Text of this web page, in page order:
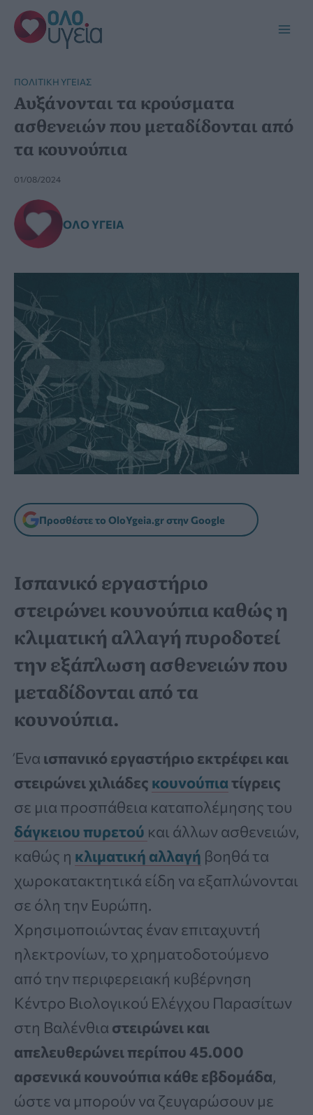
Μετάβαση
στο
περιεχόμενο
ΠΟΛΙΤΙΚΉ ΥΓΕΊΑΣ
Αυξάνονται τα κρούσματα
ασθενειών που μεταδίδονται από
τα κουνούπια
01/08/2024
ΌΛΟ ΥΓΕΊΑ
Προσθέστε το OloYgeia.gr στην Google
Ισπανικό εργαστήριο
στειρώνει κουνούπια καθώς η
κλιματική αλλαγή πυροδοτεί
την εξάπλωση ασθενειών που
μεταδίδονται από τα
κουνούπια.
Ένα ισπανικό εργαστήριο εκτρέφει και
στειρώνει χιλιάδες κουνούπιατίγρεις
σε μια προσπάθεια καταπολέμησης του
δάγκειου πυρετού και άλλων ασθενειών,
καθώς η κλιματική αλλαγή βοηθά τα
χωροκατακτητικά είδη να εξαπλώνονται
σε όλη την Ευρώπη.
Χρησιμοποιώντας έναν επιταχυντή
ηλεκτρονίων, το χρηματοδοτούμενο
από την περιφερειακή κυβέρνηση
Κέντρο Βιολογικού Ελέγχου Παρασίτων
στη Βαλένθια στειρώνει και
απελευθερώνει περίπου 45.000
αρσενικά κουνούπια κάθε εβδομάδα,
ώστε να μπορούν να ζευγαρώσουν με